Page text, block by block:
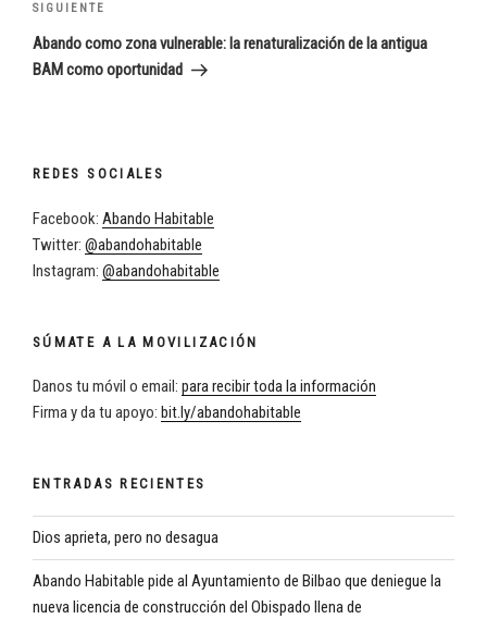
Siguiente
entrada
SIGUIENTE
Abando como zona vulnerable: la renaturalización de la antigua
BAM como oportunidad
REDES SOCIALES
Facebook: Abando Habitable
Twitter: @abandohabitable
Instagram: @abandohabitable
SÚMATE A LA MOVILIZACIÓN
Danos tu móvil o email: para recibir toda la información
Firma y da tu apoyo: bit.ly/abandohabitable
ENTRADAS RECIENTES
Dios aprieta, pero no desagua
Abando Habitable pide al Ayuntamiento de Bilbao que deniegue la
nueva licencia de construcción del Obispado llena de